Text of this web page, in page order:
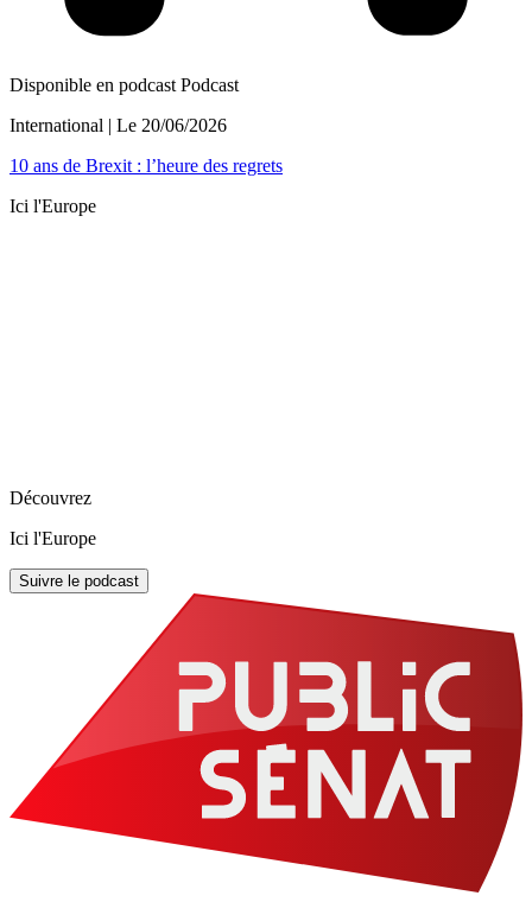
Disponible en podcast Podcast
International | Le 20/06/2026
10 ans de Brexit : l’heure des regrets
Ici l'Europe
Découvrez
Ici l'Europe
Suivre le podcast